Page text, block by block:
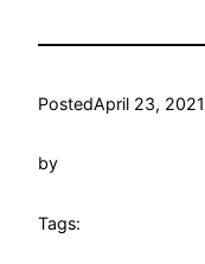
PostedApril 23, 2021
by
Tags: